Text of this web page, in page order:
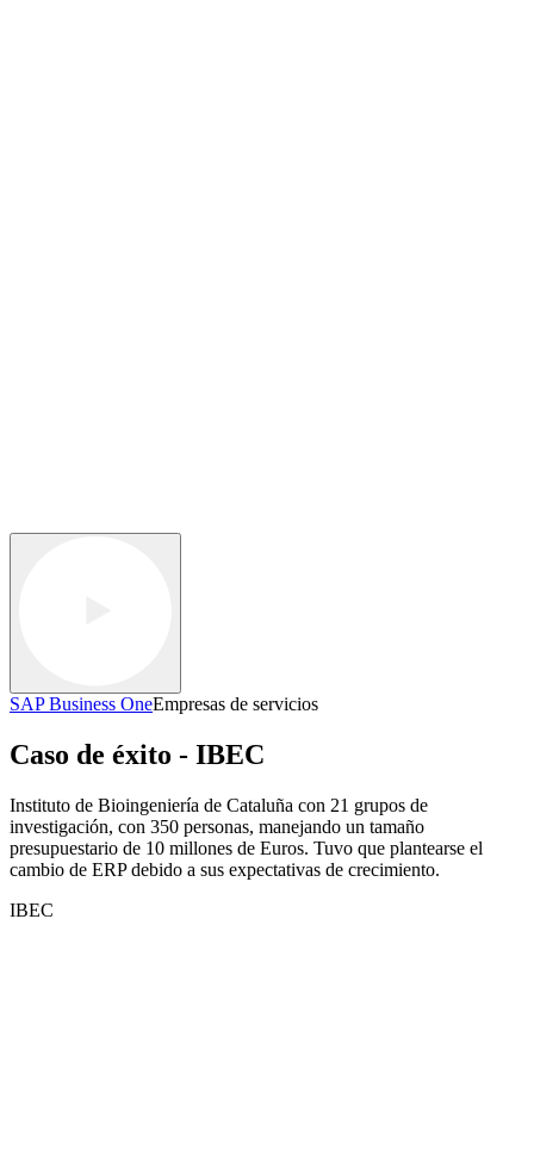
SAP Business OneEmpresas de servicios
Caso de éxito - IBEC
Instituto de Bioingeniería de Cataluña con 21 grupos de
investigación, con 350 personas, manejando un tamaño
presupuestario de 10 millones de Euros. Tuvo que plantearse el
cambio de ERP debido a sus expectativas de crecimiento.
IBEC